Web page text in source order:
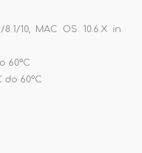
10, MAC OS 10.6.X in
60°C
do 60°C